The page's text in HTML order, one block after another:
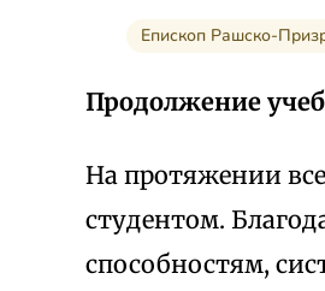
Епископ Рашско-
Продолжение
На протяжении
студентом.
способностям,